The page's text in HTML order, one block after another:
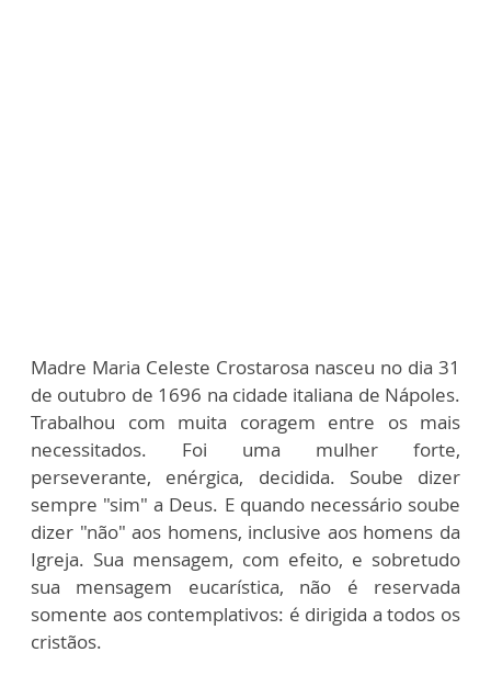
Madre Maria Celeste Crostarosa nasceu no dia 31
de outubro de 1696 na cidade italiana de Nápoles.
Trabalhou com muita coragem entre os mais
necessitados. Foi uma mulher forte,
perseverante, enérgica, decidida. Soube dizer
sempre "sim" a Deus. E quando necessário soube
dizer "não" aos homens, inclusive aos homens da
Igreja. Sua mensagem, com efeito, e sobretudo
sua mensagem eucarística, não é reservada
somente aos contemplativos: é dirigida a todos os
cristãos.